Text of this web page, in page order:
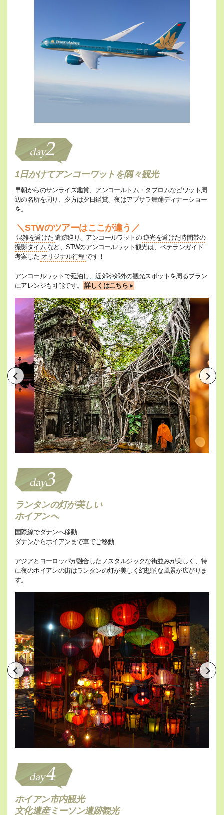
1日かけてアンコーワットを隅々観光
早朝からのサンライズ鑑賞、アンコールトム・タプロムなどワット周
辺の名所を周り、夕方は夕日鑑賞、夜はアプサラ舞踊ディナーショー
を。
＼STWのツアーはここが違う／
混雑を避けた 遺跡巡り、アンコールワットの 逆光を避けた時間帯の
撮影タイム など、STWのアンコールワット観光は、ベテランガイド
考案した オリジナル行程 です！
アンコールワットで延泊し、近郊や郊外の観光スポットを周るプラン
にアレンジも可能です。
詳しくはこちら ▸
ランタンの灯が美しい
ホイアンへ
国際線でダナンへ移動
ダナンからホイアンまで車でご移動
アジアとヨーロッパが融合したノスタルジックな街並みが美しく、特
に夜のホイアンの街はランタンの灯が美しく幻想的な風景が広がりま
す。
ホイアン市内観光
文化遺産ミーソン遺跡観光